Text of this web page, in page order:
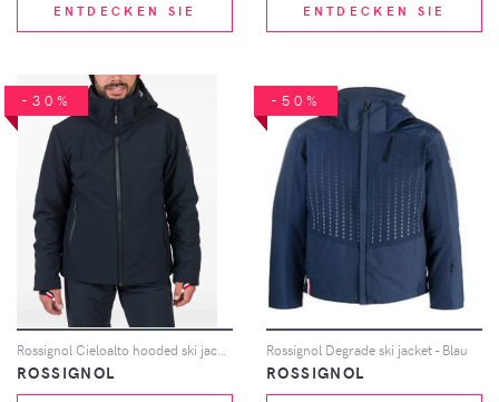
ENTDECKEN SIE ENTDECKEN SIE
-30%
ROSSIGNOL
-50%
Rossignol Degrade ski jacket - Blau
ROSSIGNOL